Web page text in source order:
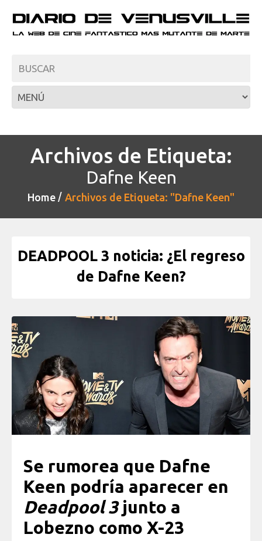
Archivos de Etiqueta:
Dafne Keen
Home Archivos de Etiqueta: "Dafne Keen"
DEADPOOL 3 noticia: ¿El regreso
de Dafne Keen?
Se rumorea que Dafne
Keen podría aparecer en
Deadpool 3junto a
Lobezno como X-23